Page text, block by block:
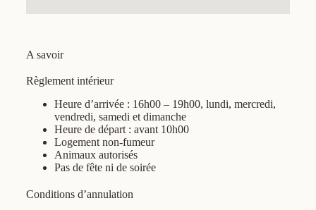
A savoir
Règlement intérieur
Heure d’arrivée : 16h00 – 19h00, lundi, mercredi,
vendredi, samedi et dimanche
Heure de départ : avant 10h00
Logement non-fumeur
Animaux autorisés
Pas de fête ni de soirée
Conditions d’annulation